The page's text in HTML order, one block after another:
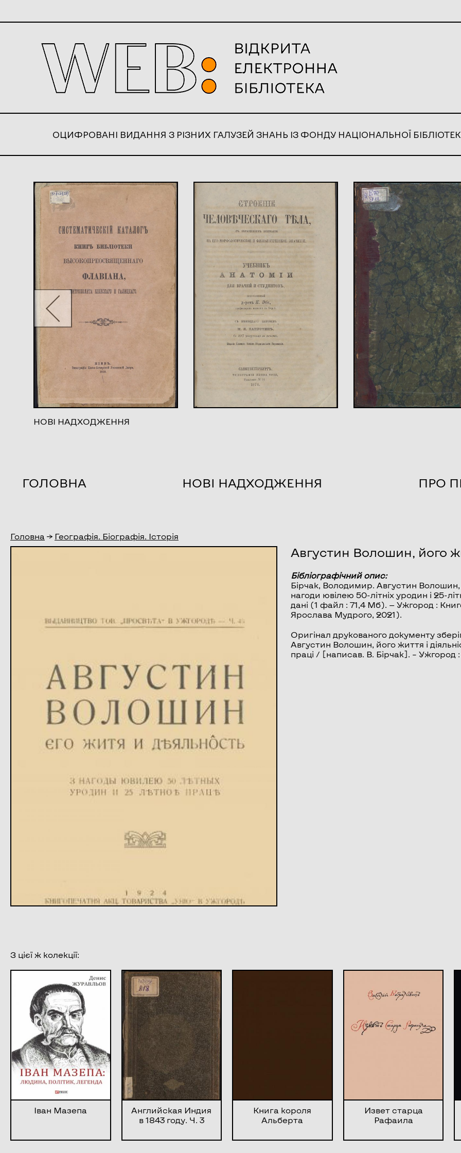
ОЦИФРОВАНІ ВИДАННЯ З РІЗНИХ ГАЛУЗЕЙ ЗНАНЬ ІЗ ФОНДУ НАЦІОНАЛЬНОЇ
НОВІ НАДХОДЖЕННЯ
ГОЛОВНА НОВІ НАДХОДЖЕННЯ ПРО
Головна → Географія. Біографія. Історія
Августин Волошин, його
Бібліографічний опис:
Бірчак, Володимир.Августин Волошин,
нагоди ювілею 50-літніх уродин і 25-
дані (1 файл : 71,4 Мб). — Ужгород :
Ярослава Мудрого, 2021).
Оригінал друкованого документу
Августин Волошин, його життя і
праці / [написав. В. Бірчак]. – Ужгород
З цієї ж колекції:
Іван Мазепа
Английская Индия
в 1843 году. Ч. 3
Книга короля
Альберта
Извет старца
Рафаила